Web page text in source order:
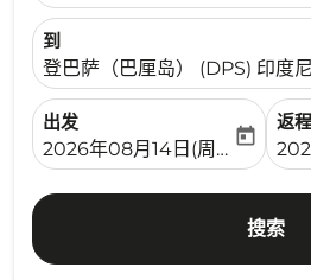
到
登巴萨（巴厘岛） (DPS) 印度
出发
fc-booking-departure-date-
2026年08月14日(周五)
today
返程
fc-
搜索